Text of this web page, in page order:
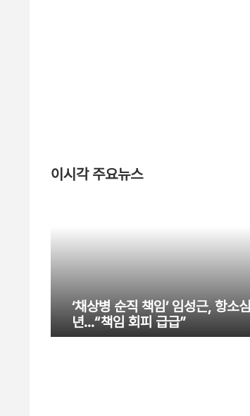
이시각 주요뉴스
‘채상병 순직 책임’ 임성근, 항소
년…“책임 회피 급급”